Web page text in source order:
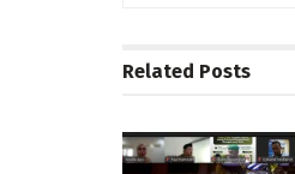
Related Posts